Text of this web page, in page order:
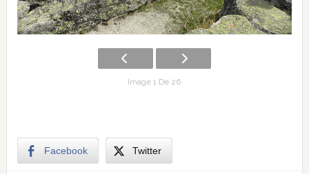
Image 1 De 26
Facebook Twitter